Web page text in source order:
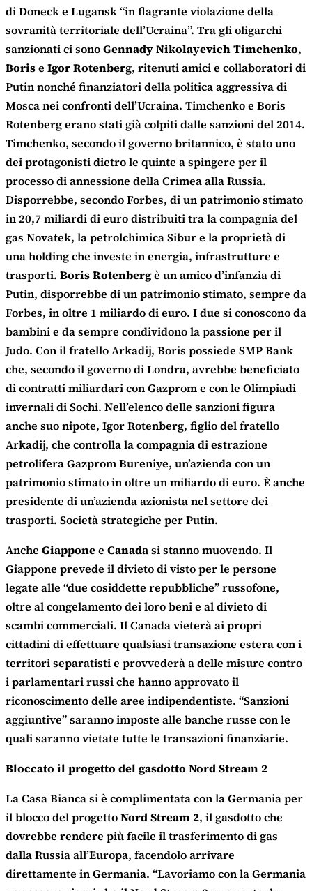
di Doneck e Lugansk “in flagrante violazione della
sovranità territoriale dell’Ucraina”. Tra gli oligarchi
sanzionati ci sonoGennady Nikolayevich Timchenko,
Borise Igor Rotenberg, ritenuti amici e collaboratori di
Putin nonché finanziatori della politica aggressiva di
Mosca nei confronti dell’Ucraina. Timchenko e Boris
Rotenberg erano stati già colpiti dalle sanzioni del 2014.
Timchenko, secondo il governo britannico, è stato uno
dei protagonisti dietro le quinte a spingere per il
processo di annessione della Crimea alla Russia.
Disporrebbe, secondo Forbes, di un patrimonio stimato
in 20,7 miliardi di euro distribuiti tra la compagnia del
gas Novatek, la petrolchimica Sibur e la proprietà di
una holding che investe in energia, infrastrutture e
trasporti. Boris Rotenbergè un amico d’infanzia di
Putin, disporrebbe di un patrimonio stimato, sempre da
Forbes, in oltre 1 miliardo di euro. I due si conoscono da
bambini e da sempre condividono la passione per il
Judo. Con il fratello Arkadij, Boris possiede SMP Bank
che, secondo il governo di Londra, avrebbe beneficiato
di contratti miliardari con Gazprom e con le Olimpiadi
invernali di Sochi. Nell’elenco delle sanzioni figura
anche suo nipote, Igor Rotenberg, figlio del fratello
Arkadij, che controlla la compagnia di estrazione
petrolifera Gazprom Bureniye, un’azienda con un
patrimonio stimato in oltre un miliardo di euro. È anche
presidente di un’azienda azionista nel settore dei
trasporti. Società strategiche per Putin.
Anche Giapponee Canadasi stanno muovendo. Il
Giappone prevede il divieto di visto per le persone
legate alle “due cosiddette repubbliche” russofone,
oltre al congelamento dei loro beni e al divieto di
scambi commerciali. Il Canada vieterà ai propri
cittadini di effettuare qualsiasi transazione estera con i
territori separatisti e provvederà a delle misure contro
i parlamentari russi che hanno approvato il
riconoscimento delle aree indipendentiste. “Sanzioni
aggiuntive” saranno imposte alle banche russe con le
quali saranno vietate tutte le transazioni finanziarie.
Bloccato il progetto del gasdotto Nord Stream 2
La Casa Bianca si è complimentata con la Germania per
il blocco del progettoNord Stream 2, il gasdotto che
dovrebbe rendere più facile il trasferimento di gas
dalla Russia all’Europa, facendolo arrivare
direttamente in Germania. “Lavoriamo con la Germania